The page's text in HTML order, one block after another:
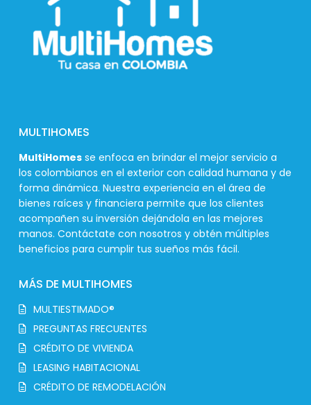
MULTIHOMES
MultiHomes se enfoca en brindar el mejor servicio a
los colombianos en el exterior con calidad humana y de
forma dinámica. Nuestra experiencia en el área de
bienes raíces y financiera permite que los clientes
acompañen su inversión dejándola en las mejores
manos. Contáctate con nosotros y obtén múltiples
beneficios para cumplir tus sueños más fácil.
MÁS DE MULTIHOMES
MULTIESTIMADO®
PREGUNTAS FRECUENTES
CRÉDITO DE VIVIENDA
LEASING HABITACIONAL
CRÉDITO DE REMODELACIÓN